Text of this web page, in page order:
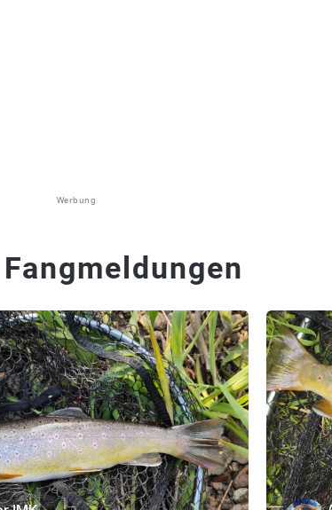
Werbung